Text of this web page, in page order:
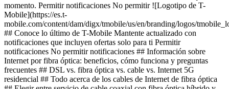
momento. Permitir notificaciones No permitir ![Logotipo de T-
Mobile](https://es.t-
mobile.com/content/dam/digx/tmobile/us/en/branding/logos/
## Conoce lo último de T-Mobile Mantente actualizado con
notificaciones que incluyen ofertas solo para ti Permitir
notificaciones No permitir notificaciones ## Información sobre
Internet por fibra óptica: beneficios, cómo funciona y preguntas
frecuentes ## DSL vs. fibra óptica vs. cable vs. Internet 5G
residencial ## Todo acerca de los cables de Internet de fibra óptica